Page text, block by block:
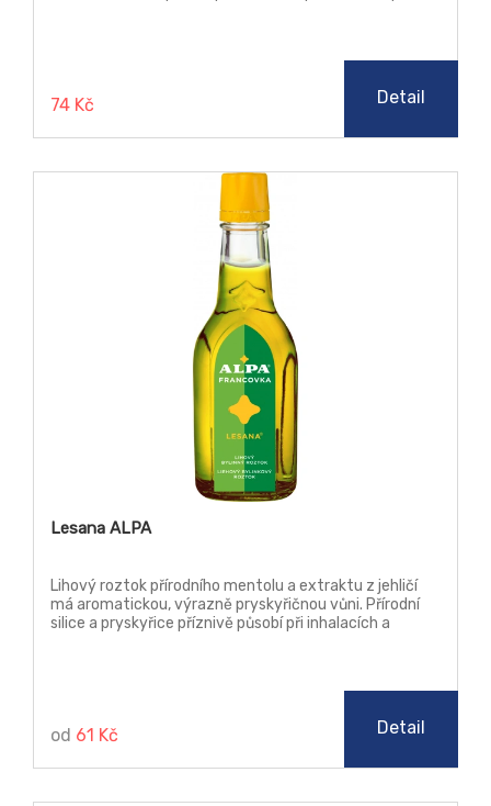
74 Kč Detail
Lesana ALPA
Lihový roztok přírodního mentolu a extraktu z jehličí
má aromatickou, výrazně pryskyřičnou vůni. Přírodní
silice a pryskyřice příznivě působí při inhalacích a
od 61 Kč Detail